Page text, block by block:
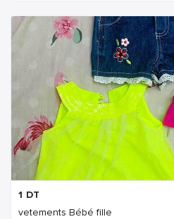
1 DT
vetements Bébé fille